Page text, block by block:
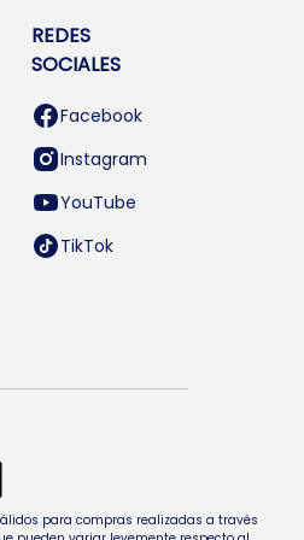
REDES
SOCIALES
Facebook
Instagram
YouTube
TikTok
para compras realizadas a través